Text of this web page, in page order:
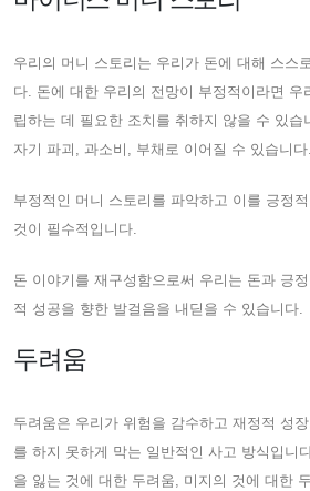
우리의 머니 스토리는 우리가 돈에 대해 스스
다. 돈에 대한 우리의 전망이 부정적이라면 우
립하는 데 필요한 조치를 취하지 않을 수 있습
자기 파괴, 과소비, 부채로 이어질 수 있습니다.
부정적인 머니 스토리를 파악하고 이를 긍정
것이 필수적입니다.
돈 이야기를 재구성함으로써 우리는 돈과 긍
적 성공을 향한 발걸음을 내딛을 수 있습니다.
두려움
두려움은 우리가 위험을 감수하고 재정적 성
를 하지 못하게 막는 일반적인 사고 방식입니
을 잃는 것에 대한 두려움, 미지의 것에 대한